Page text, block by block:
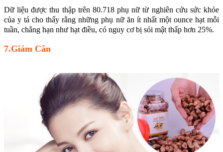
Dữ liệu được thu thập trên 80.718 phụ nữ từ nghiên cứu sức khỏe
của y tá cho thấy rằng những phụ nữ ăn ít nhất một ounce hạt mỗi
tuần, chẳng hạn như hạt điều, có nguy cơ bị sỏi mật thấp hơn 25%.
7.Giảm Cân